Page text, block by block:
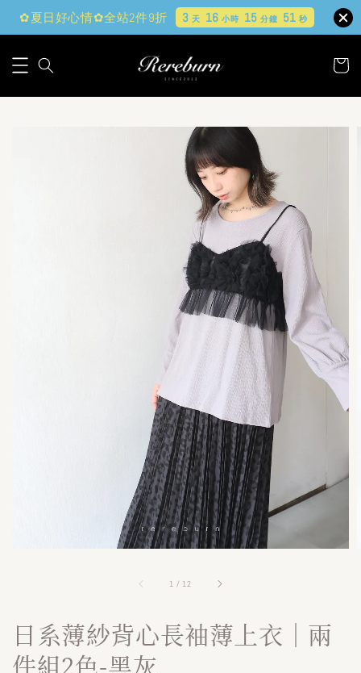
✿夏日好心情✿全站2件9折 3 天 16小時 15分鐘 49秒
1 / 12
日系薄紗背心長袖薄上衣｜兩
件組2色-黑灰